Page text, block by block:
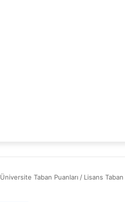
Üniversite Taban Puanları / Lisans Taban